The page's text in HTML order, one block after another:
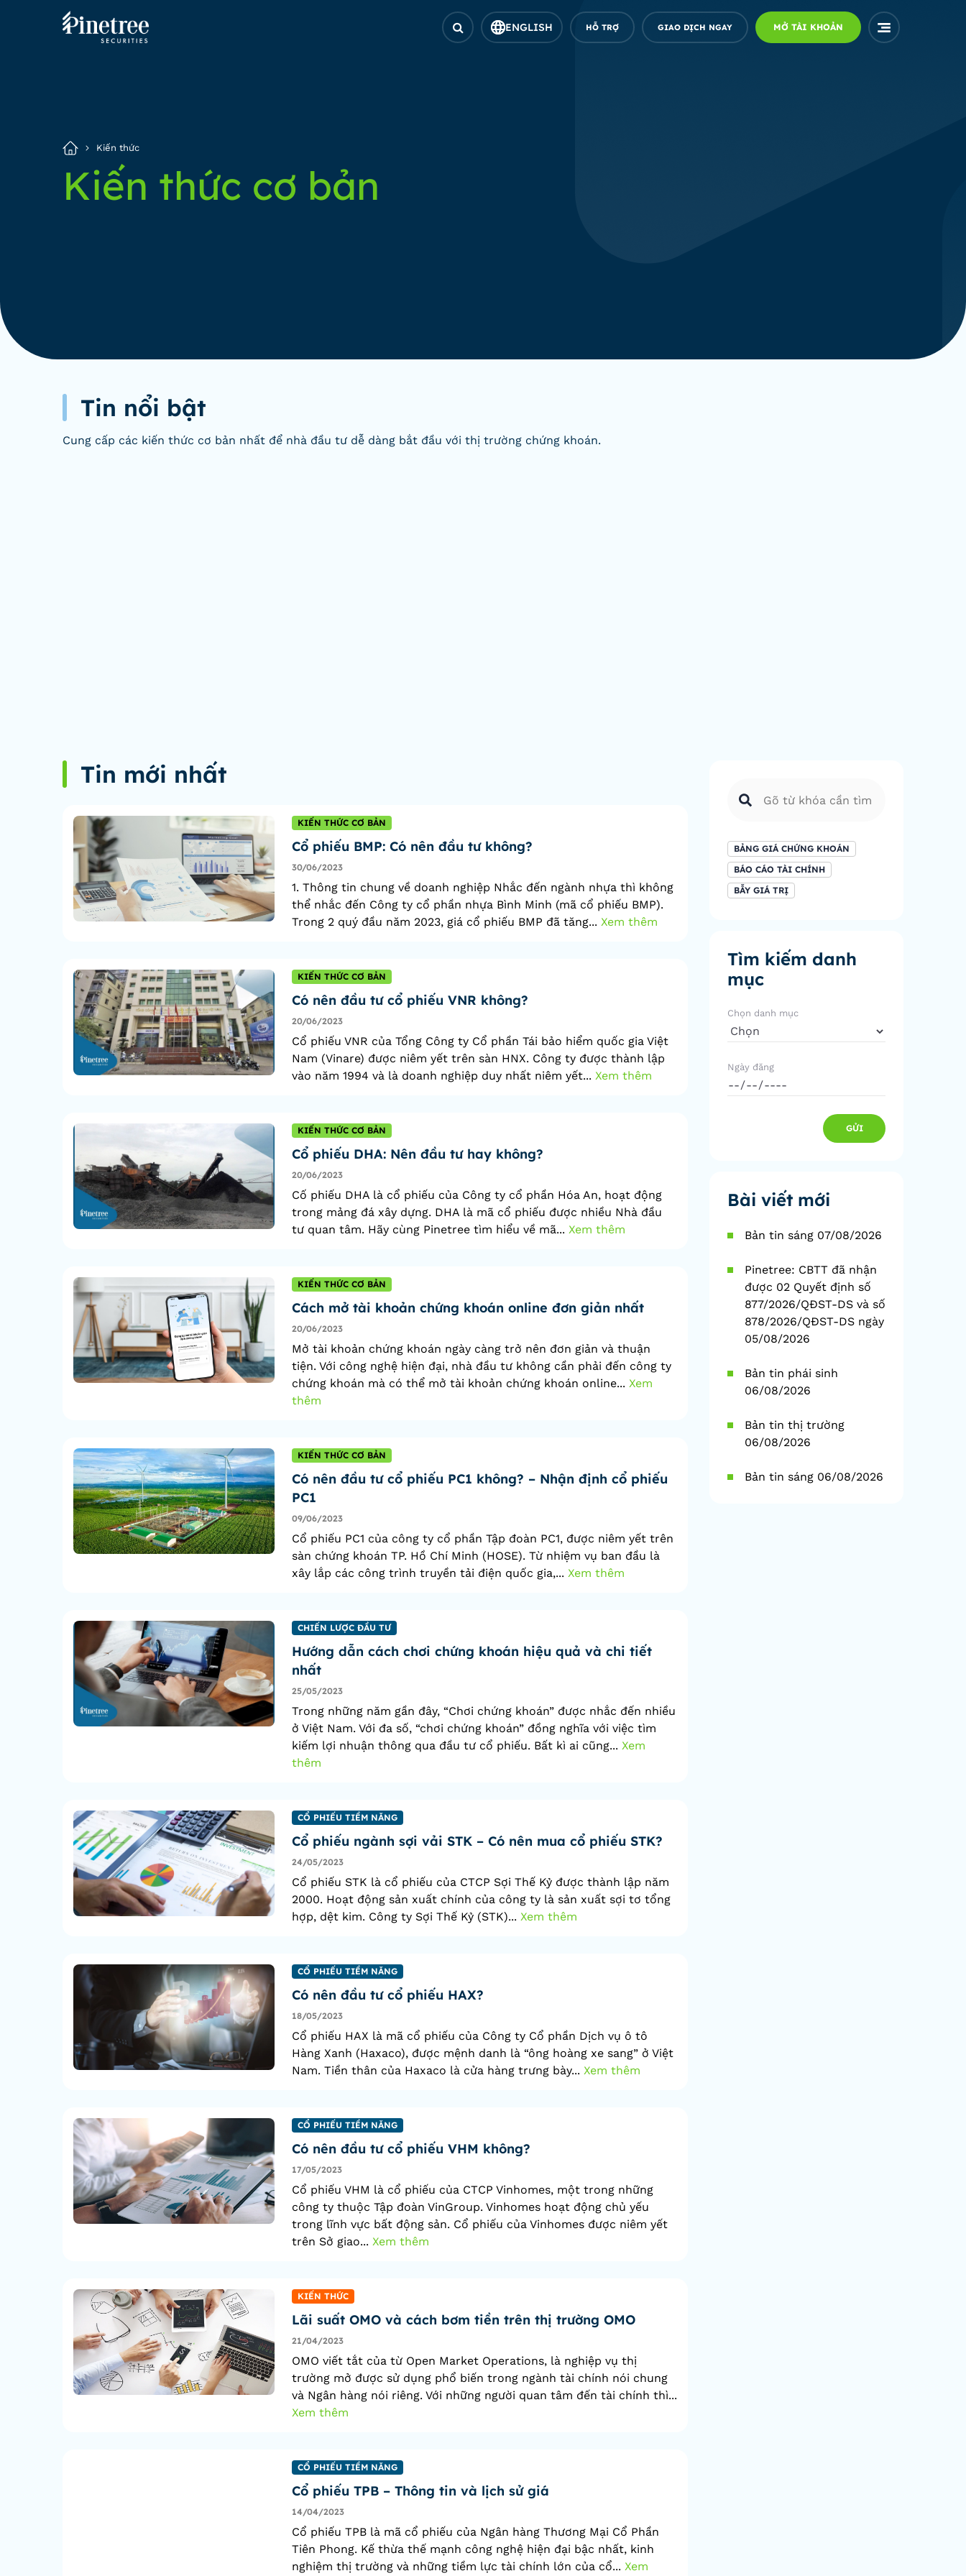
ENGLISH HỖ TRỢ GIAO DỊCH NGAY MỞ TÀI KHOẢN
Kiến thức
Kiến thức cơ bản
Tin nổi bật
Cung cấp các kiến thức cơ bản nhất để nhà đầu tư dễ dàng bắt đầu với thị trường chứng khoán.
Tin mới nhất
KIẾN THỨC CƠ BẢN
Cổ phiếu BMP: Có nên đầu tư không?
30/06/2023
1. Thông tin chung về doanh nghiệp Nhắc đến ngành nhựa thì không
thể nhắc đến Công ty cổ phần nhựa Bình Minh (mã cổ phiếu BMP).
Trong 2 quý đầu năm 2023, giá cổ phiếu BMP đã tăng... Xem thêm
KIẾN THỨC CƠ BẢN
Có nên đầu tư cổ phiếu VNR không?
20/06/2023
Cổ phiếu VNR của Tổng Công ty Cổ phần Tái bảo hiểm quốc gia Việt
Nam (Vinare) được niêm yết trên sàn HNX. Công ty được thành lập
vào năm 1994 và là doanh nghiệp duy nhất niêm yết... Xem thêm
KIẾN THỨC CƠ BẢN
Cổ phiếu DHA: Nên đầu tư hay không?
20/06/2023
Cố phiếu DHA là cổ phiếu của Công ty cổ phần Hóa An, hoạt động
trong mảng đá xây dựng. DHA là mã cổ phiếu được nhiều Nhà đầu
tư quan tâm. Hãy cùng Pinetree tìm hiểu về mã... Xem thêm
KIẾN THỨC CƠ BẢN
Cách mở tài khoản chứng khoán online đơn giản nhất
20/06/2023
Mở tài khoản chứng khoán ngày càng trở nên đơn giản và thuận
tiện. Với công nghệ hiện đại, nhà đầu tư không cần phải đến công ty
chứng khoán mà có thể mở tài khoản chứng khoán online... Xem
thêm
KIẾN THỨC CƠ BẢN
Có nên đầu tư cổ phiếu PC1 không? – Nhận định cổ phiếu
PC1
09/06/2023
Cổ phiếu PC1 của công ty cổ phần Tập đoàn PC1, được niêm yết trên
sàn chứng khoán TP. Hồ Chí Minh (HOSE). Từ nhiệm vụ ban đầu là
xây lắp các công trình truyền tải điện quốc gia,... Xem thêm
CHIẾN LƯỢC ĐẦU TƯ
Hướng dẫn cách chơi chứng khoán hiệu quả và chi tiết
nhất
25/05/2023
Trong những năm gần đây, “Chơi chứng khoán” được nhắc đến nhiều
ở Việt Nam. Với đa số, “chơi chứng khoán” đồng nghĩa với việc tìm
kiếm lợi nhuận thông qua đầu tư cổ phiếu. Bất kì ai cũng... Xem
thêm
CỔ PHIẾU TIỀM NĂNG
Cổ phiếu ngành sợi vải STK – Có nên mua cổ phiếu STK?
24/05/2023
Cổ phiếu STK là cổ phiếu của CTCP Sợi Thế Kỷ được thành lập năm
2000. Hoạt động sản xuất chính của công ty là sản xuất sợi tơ tổng
hợp, dệt kim. Công ty Sợi Thế Kỷ (STK)... Xem thêm
CỔ PHIẾU TIỀM NĂNG
Có nên đầu tư cổ phiếu HAX?
18/05/2023
Cổ phiếu HAX là mã cổ phiếu của Công ty Cổ phần Dịch vụ ô tô
Hàng Xanh (Haxaco), được mệnh danh là “ông hoàng xe sang” ở Việt
Nam. Tiền thân của Haxaco là cửa hàng trưng bày... Xem thêm
CỔ PHIẾU TIỀM NĂNG
Có nên đầu tư cổ phiếu VHM không?
17/05/2023
Cổ phiếu VHM là cổ phiếu của CTCP Vinhomes, một trong những
công ty thuộc Tập đoàn VinGroup. Vinhomes hoạt động chủ yếu
trong lĩnh vực bất động sản. Cổ phiếu của Vinhomes được niêm yết
trên Sở giao... Xem thêm
KIẾN THỨC
Lãi suất OMO và cách bơm tiền trên thị trường OMO
21/04/2023
OMO viết tắt của từ Open Market Operations, là nghiệp vụ thị
trường mở được sử dụng phổ biến trong ngành tài chính nói chung
và Ngân hàng nói riêng. Với những người quan tâm đến tài chính thì...
Xem thêm
CỔ PHIẾU TIỀM NĂNG
Cổ phiếu TPB – Thông tin và lịch sử giá
14/04/2023
Cổ phiếu TPB là mã cổ phiếu của Ngân hàng Thương Mại Cổ Phần
Tiên Phong. Kế thừa thế mạnh công nghệ hiện đại bậc nhất, kinh
nghiệm thị trường và những tiềm lực tài chính lớn của cổ... Xem
BẢNG GIÁ CHỨNG KHOÁN
BÁO CÁO TÀI CHÍNH
BẪY GIÁ TRỊ
Tìm kiếm danh
mục
Chọn danh mục
Ngày đăng
GỬI
Bài viết mới
Bản tin sáng 07/08/2026
Pinetree: CBTT đã nhận
được 02 Quyết định số
877/2026/QĐST-DS và số
878/2026/QĐST-DS ngày
05/08/2026
Bản tin phái sinh
06/08/2026
Bản tin thị trường
06/08/2026
Bản tin sáng 06/08/2026